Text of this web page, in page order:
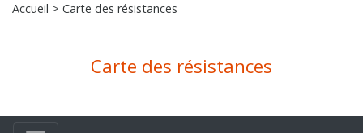
Accueil > Carte des résistances
Carte des résistances